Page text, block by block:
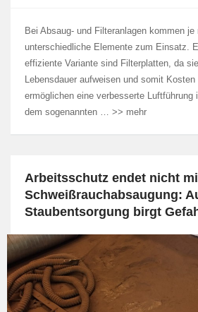
Bei Absaug- und Filteranlagen kommen
unterschiedliche Elemente zum Einsatz.
effiziente Variante sind Filterplatten, da
Lebensdauer aufweisen und somit
ermöglichen eine verbesserte Luftführung
dem sogenannten … >> mehr
Arbeitsschutz endet nicht
Schweißrauchabsaugung:
Staubentsorgung birgt